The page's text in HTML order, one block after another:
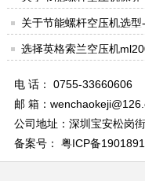
关于节能螺杆空压机选型
选择英格索兰空压机
电 话： 0755-33660606
邮 箱：
公司地址：深圳宝安松岗
备案号： 粤ICP备